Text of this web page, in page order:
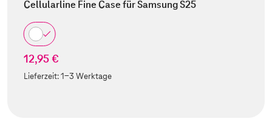
Cellularline Fine Case für Samsung S25
12,95 €
Lieferzeit:1-3 Werktage